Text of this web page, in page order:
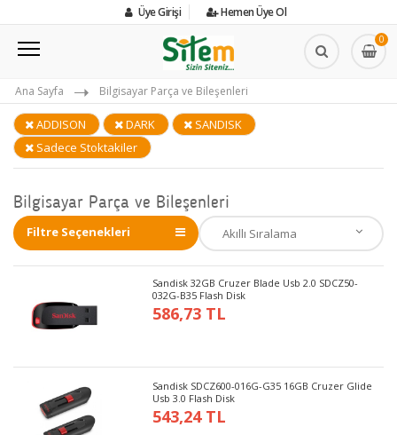
Üye Girişi Hemen Üye Ol
0
Ana Sayfa Bilgisayar Parça ve Bileşenleri
ADDISON DARK
SANDISK
Sadece Stoktakiler
Bilgisayar Parça ve Bileşenleri
Filtre Seçenekleri
Sandisk 32GB Cruzer Blade Usb 2.0 SDCZ50-
032G-B35 Flash Disk
586,73 TL
Sandisk SDCZ600-016G-G35 16GB Cruzer Glide
Usb 3.0 Flash Disk
543,24 TL